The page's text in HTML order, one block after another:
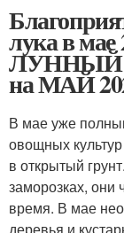
лука в мае
ЛУННЫЙ
на МАЙ
В мае уже
овощных
в открытый
заморозках, они
время. В мае